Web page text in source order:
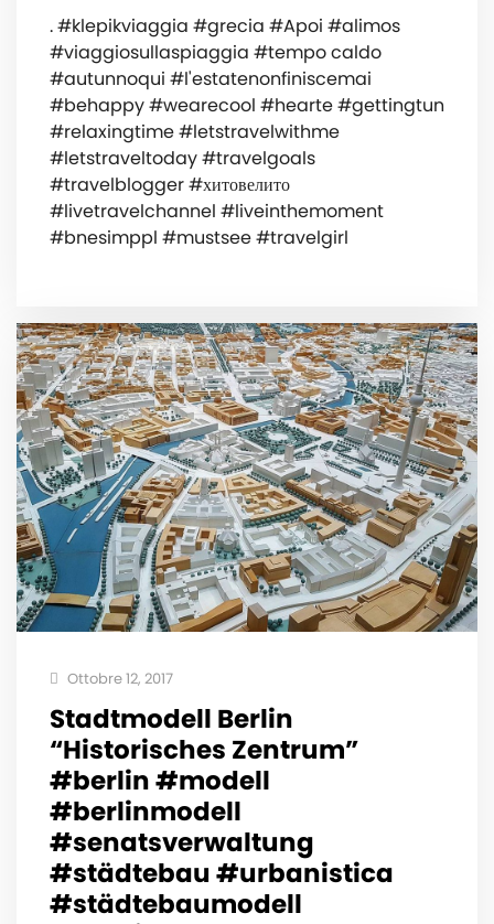
. #klepikviaggia #grecia #Apoi #alimos
#viaggiosullaspiaggia #tempo caldo
#autunnoqui #l'estatenonfiniscemai
#behappy #wearecool #hearte #gettingtun
#relaxingtime #letstravelwithme
#letstraveltoday #travelgoals
#travelblogger #хитовелито
#livetravelchannel #liveinthemoment
#bnesimppl #mustsee #travelgirl
Ottobre 12, 2017
Stadtmodell Berlin
“Historisches Zentrum”
#berlin #modell
#berlinmodell
#senatsverwaltung
#städtebau #urbanistica
#städtebaumodell